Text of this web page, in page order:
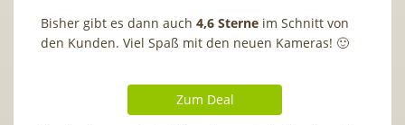
Bisher gibt es dann auch 4,6 Sterne im Schnitt von
den Kunden. Viel Spaß mit den neuen Kameras! 🙂
Zum Deal